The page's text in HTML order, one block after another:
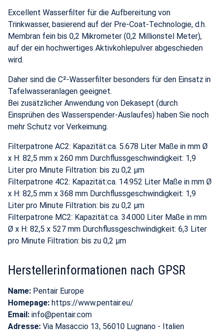
Excellent Wasserfilter für die Aufbereitung von
Trinkwasser, basierend auf der Pre-Coat-Technologie, d.h.
Membran fein bis 0,2 Mikrometer (0,2 Millionstel Meter),
auf der ein hochwertiges Aktivkohlepulver abgeschieden
wird.
Daher sind die C²-Wasserfilter besonders für den Einsatz in
Tafelwasseranlagen geeignet.
Bei zusätzlicher Anwendung von Dekasept (durch
Einsprühen des Wasserspender-Auslaufes) haben Sie noch
mehr Schutz vor Verkeimung.
Filterpatrone AC2: Kapazität:ca. 5.678 Liter Maße in mm Ø
x H: 82,5 mm x 260 mm Durchflussgeschwindigkeit: 1,9
Liter pro Minute Filtration: bis zu 0,2 μm
Filterpatrone 4C2: Kapazität:ca. 14.952 Liter Maße in mm Ø
x H: 82,5 mm x 368 mm Durchflussgeschwindigkeit: 1,9
Liter pro Minute Filtration: bis zu 0,2 μm
Filterpatrone MC2: Kapazität:ca. 34.000 Liter Maße in mm
Ø x H: 82,5 x 527 mm Durchflussgeschwindigkeit: 6,3 Liter
pro Minute Filtration: bis zu 0,2 μm
Herstellerinformationen nach GPSR
Name: Pentair Europe
Homepage: https://www.pentair.eu/
Email: info@pentair.com
Adresse: Via Masaccio 13, 56010 Lugnano - Italien